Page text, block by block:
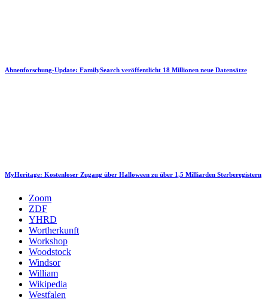
Ahnenforschung-Update: FamilySearch veröffentlicht 18 Millionen neue Datensätze
MyHeritage: Kostenloser Zugang über Halloween zu über 1,5 Milliarden Sterberegistern
Zoom
ZDF
YHRD
Wortherkunft
Workshop
Woodstock
Windsor
William
Wikipedia
Westfalen